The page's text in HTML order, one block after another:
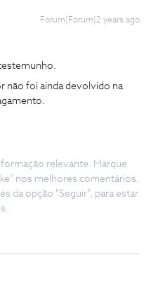
Forum|Forum|2 years ago
não foi ainda devolvido na
relevante. Marque
nos melhores comentários.
da opção "Seguir", para estar